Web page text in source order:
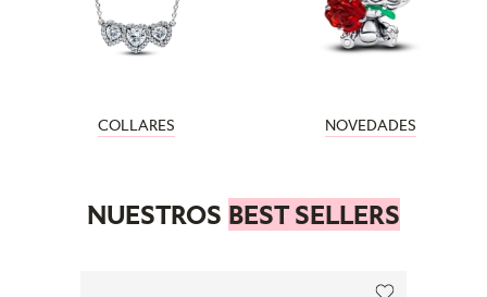
COLLARES NOVEDADES
NUESTROS BEST SELLERS